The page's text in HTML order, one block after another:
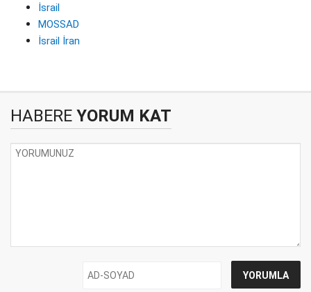
İsrail
MOSSAD
İsrail İran
HABERE YORUM KAT